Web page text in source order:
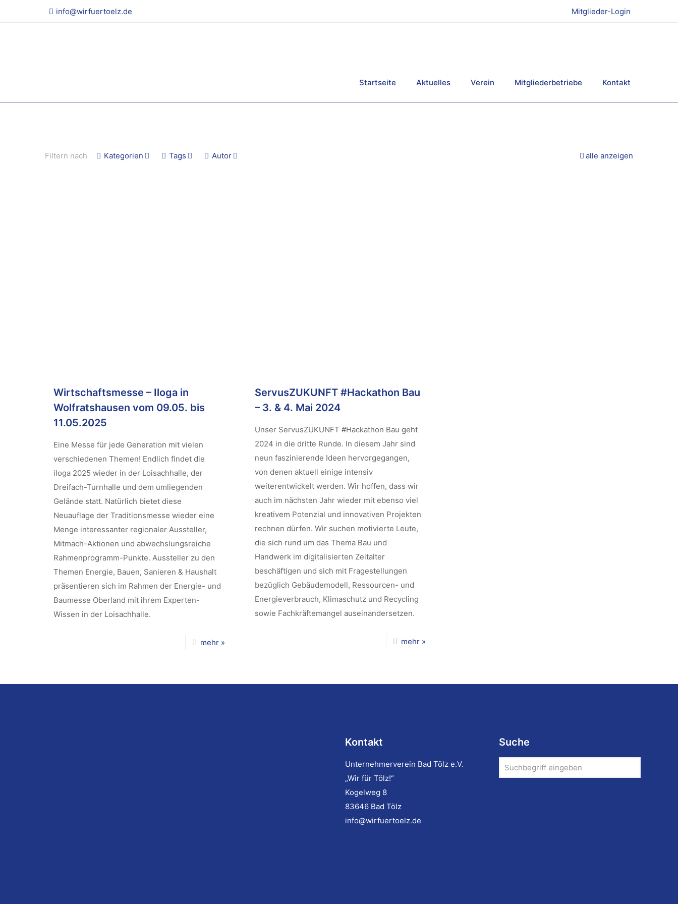
info@wirfuertoelz.de Mitglieder-Login
Startseite Aktuelles Verein Mitgliederbetriebe Kontakt
Filtern nach Kategorien Tags Autor alle anzeigen
Wirtschaftsmesse – Iloga in
Wolfratshausen vom 09.05. bis
11.05.2025
Eine Messe für jede Generation mit vielen
verschiedenen Themen! Endlich findet die
iloga 2025 wieder in der Loisachhalle, der
Dreifach-Turnhalle und dem umliegenden
Gelände statt. Natürlich bietet diese
Neuauflage der Traditionsmesse wieder eine
Menge interessanter regionaler Aussteller,
Mitmach-Aktionen und abwechslungsreiche
Rahmenprogramm-Punkte. Aussteller zu den
Themen Energie, Bauen, Sanieren & Haushalt
präsentieren sich im Rahmen der Energie- und
Baumesse Oberland mit ihrem Experten-
Wissen in der Loisachhalle.
mehr »
ServusZUKUNFT #Hackathon Bau
– 3. & 4. Mai 2024
Unser ServusZUKUNFT #Hackathon Bau geht
2024 in die dritte Runde. In diesem Jahr sind
neun faszinierende Ideen hervorgegangen,
von denen aktuell einige intensiv
weiterentwickelt werden. Wir hoffen, dass wir
auch im nächsten Jahr wieder mit ebenso viel
kreativem Potenzial und innovativen Projekten
rechnen dürfen. Wir suchen motivierte Leute,
die sich rund um das Thema Bau und
Handwerk im digitalisierten Zeitalter
beschäftigen und sich mit Fragestellungen
bezüglich Gebäudemodell, Ressourcen- und
Energieverbrauch, Klimaschutz und Recycling
sowie Fachkräftemangel auseinandersetzen.
mehr »
Kontakt
Unternehmerverein Bad Tölz e.V.
„Wir für Tölz!“
Kogelweg 8
83646 Bad Tölz
info@wirfuertoelz.de
Suche